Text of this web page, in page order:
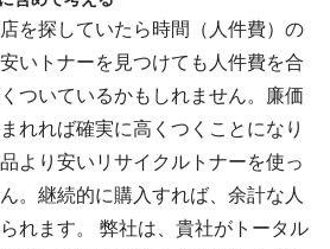
を探していたら時間（人件費）の
いトナーを見つけても人件費を合
ついているかもしれません。廉価
れれば確実に高くつくことになり
より安いリサイクルトナーを使っ
。継続的に購入すれば、余計な人
れます。 弊社は、貴社がトータル